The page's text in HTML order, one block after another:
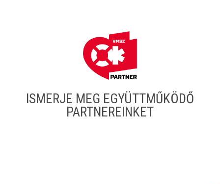
ISMERJE MEG EGYÜTTMŰKÖDŐ
PARTNEREINKET